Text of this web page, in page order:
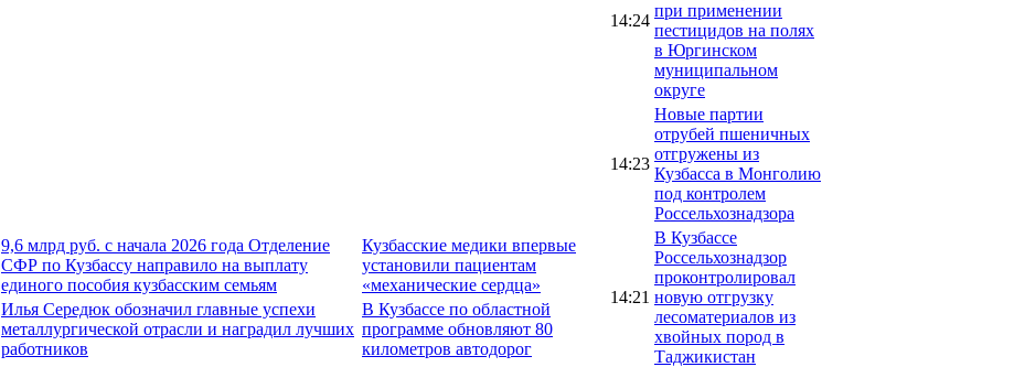
9,6 млрд руб. с начала 2026 года Отделение
СФР по Кузбассу направило на выплату
единого пособия кузбасским семьям
Кузбасские медики впервые
установили пациентам
«механические сердца»
Илья Середюк обозначил главные успехи
металлургической отрасли и наградил лучших
работников
В Кузбассе по областной
программе обновляют 80
километров автодорог
14:24
при применении
пестицидов на полях
в Юргинском
муниципальном
округе
14:23
Новые партии
отрубей пшеничных
отгружены из
Кузбасса в Монголию
под контролем
Россельхознадзора
14:21
В Кузбассе
Россельхознадзор
проконтролировал
новую отгрузку
лесоматериалов из
хвойных пород в
Таджикистан